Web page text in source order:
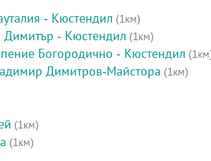
- Кюстендил (1км)
Димитър - Кюстендил (1км)
Богородично - Кюстендил
Димитров-Майстора (1км)
(1км)
(1км)